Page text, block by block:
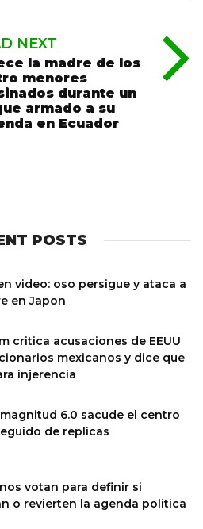
NEXT
la madre de los
menores
durante un
armado a su
en Ecuador
POSTS
video: oso persigue y ataca a
en Japon
critica acusaciones de EEUU
mexicanos y dice que
injerencia
6.0 sacude el centro
de replicas
votan para definir si
o revierten la agenda politica